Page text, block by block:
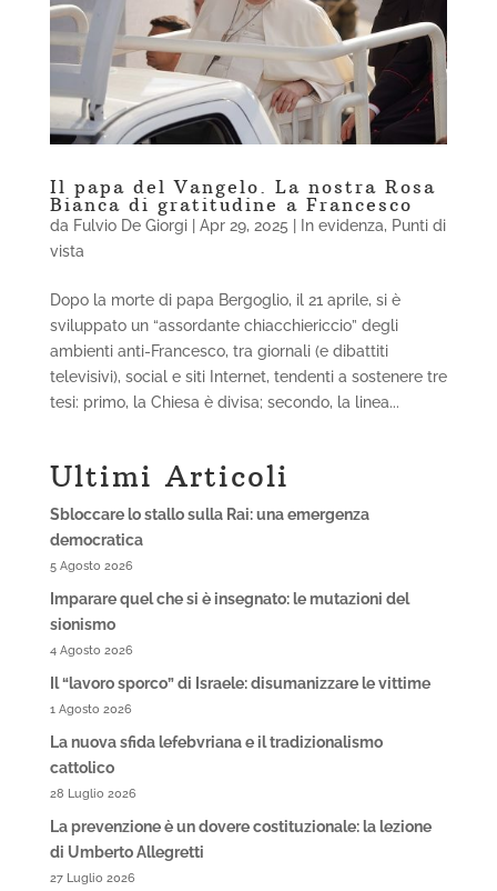
Il papa del Vangelo. La nostra Rosa
Bianca di gratitudine a Francesco
da Fulvio De Giorgi| Apr 29, 2025 In evidenza, Punti di
vista
Dopo la morte di papa Bergoglio, il 21 aprile, si è
sviluppato un “assordante chiacchiericcio” degli
ambienti anti-Francesco, tra giornali (e dibattiti
televisivi), social e siti Internet, tendenti a sostenere tre
tesi: primo, la Chiesa è divisa; secondo, la linea...
Ultimi Articoli
Sbloccare lo stallo sulla Rai: una emergenza
democratica
5 Agosto 2026
Imparare quel che si è insegnato: le mutazioni del
sionismo
4 Agosto 2026
Il “lavoro sporco” di Israele: disumanizzare le vittime
1 Agosto 2026
La nuova sfida lefebvriana e il tradizionalismo
cattolico
28 Luglio 2026
La prevenzione è un dovere costituzionale: la lezione
di Umberto Allegretti
27 Luglio 2026